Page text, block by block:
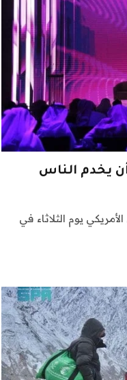
يخدم الناس
يوم الثلاثاء في